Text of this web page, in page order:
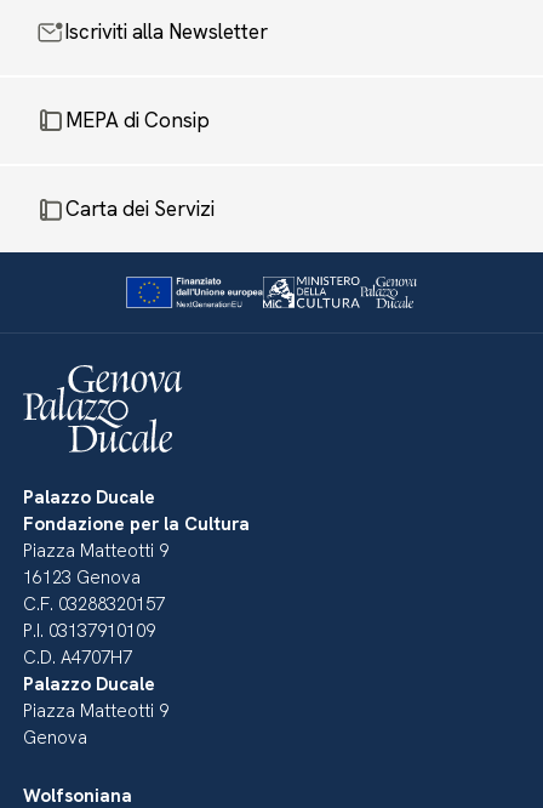
Iscriviti alla Newsletter
MEPA di Consip
Carta dei Servizi
Palazzo Ducale
Fondazione per la Cultura
Piazza Matteotti 9
16123 Genova
C.F. 03288320157
P.I. 03137910109
C.D. A4707H7
Palazzo Ducale
Piazza Matteotti 9
Genova
Wolfsoniana